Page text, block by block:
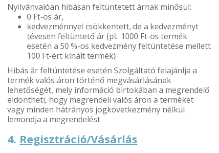
Nyilvánvalóan hibásan feltüntetett árnak minősül:
0 Ft-os ár,
kedvezménnyel csökkentett, de a kedvezményt
tévesen feltüntető ár (pl.: 1000 Ft-os termék
esetén a 50 %-os kedvezmény feltüntetése mellett
100 Ft-ért kínált termék)
Hibás ár feltüntetése esetén Szolgáltató felajánlja a
termék valós áron történő megvásárlásának
lehetőségét, mely információ birtokában a megrendelő
eldöntheti, hogy megrendeli valós áron a terméket
vagy minden hátrányos jogkövetkezmény nélkül
lemondja a megrendelést.
4. Regisztráció/Vásárlás